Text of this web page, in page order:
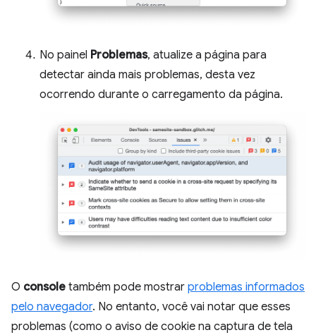
No painel Problemas, atualize a página para
detectar ainda mais problemas, desta vez
ocorrendo durante o carregamento da página.
O console também pode mostrar problemas informados
pelo navegador. No entanto, você vai notar que esses
problemas (como o aviso de cookie na captura de tela